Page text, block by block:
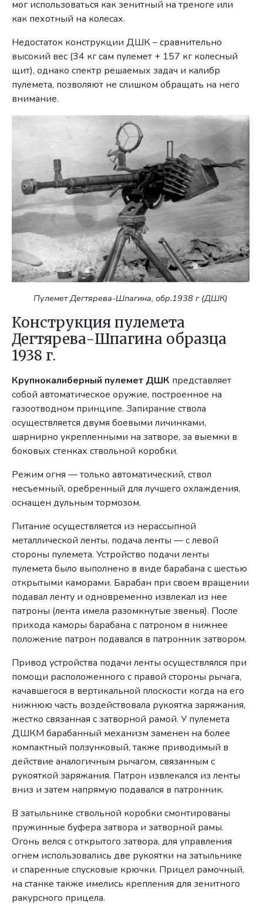
мог использоваться как зенитный на треноге или
как пехотный на колесах.
Недостаток конструкции ДШК – сравнительно
высокий вес (34 кг сам пулемет + 157 кг колесный
щит), однако спектр решаемых задач и калибр
пулемета, позволяют не слишком обращать на него
внимание.
Пулемет Дегтярева-Шпагина, обр.1938 г (ДШК)
Конструкция пулемета
Дегтярева-Шпагина образца
1938 г.
Крупнокалиберный пулемет ДШК представляет
собой автоматическое оружие, построенное на
газоотводном принципе. Запирание ствола
осуществляется двумя боевыми личинками,
шарнирно укрепленными на затворе, за выемки в
боковых стенках ствольной коробки.
Режим огня — только автоматический, ствол
несъемный, оребренный для лучшего охлаждения,
оснащен дульным тормозом.
Питание осуществляется из нерассыпной
металлической ленты, подача ленты — с левой
стороны пулемета. Устройство подачи ленты
пулемета было выполнено в виде барабана с шестью
открытыми каморами. Барабан при своем вращении
подавал ленту и одновременно извлекал из нее
патроны (лента имела разомкнутые звенья). После
прихода каморы барабана с патроном в нижнее
положение патрон подавался в патронник затвором.
Привод устройства подачи ленты осуществлялся при
помощи расположенного с правой стороны рычага,
качавшегося в вертикальной плоскости когда на его
нижнюю часть воздействовала рукоятка заряжания,
жестко связанная с затворной рамой. У пулемета
ДШКМ барабанный механизм заменен на более
компактный ползунковый, также приводимый в
действие аналогичным рычагом, связанным с
рукояткой заряжания. Патрон извлекался из ленты
вниз и затем напрямую подавался в патронник.
В затыльнике ствольной коробки смонтированы
пружинные буфера затвора и затворной рамы.
Огонь велся с открытого затвора, для управления
огнем использовались две рукоятки на затыльнике
и спаренные спусковые крючки. Прицел рамочный,
на станке также имелись крепления для зенитного
ракурсного прицела.